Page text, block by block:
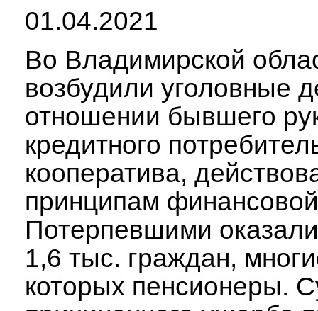
01.04.2021
Во Владимирской
возбудили уголовные
отношении бывшего
кредитного
кооператива,
принципам
Потерпевшими
1,6 тыс. граждан,
которых пенсионеры.